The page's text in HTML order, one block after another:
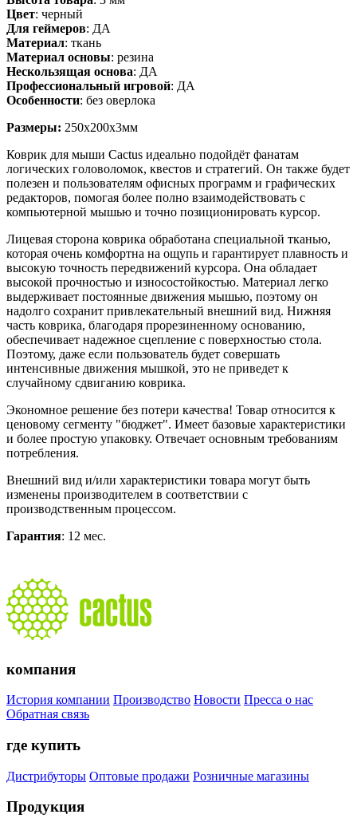
Цвет: черный
Для геймеров: ДА
Материал: ткань
Материал основы: резина
Нескользящая основа: ДА
Профессиональный игровой: ДА
Особенности: без оверлока
Размеры: 250х200х3мм
Коврик для мыши Cactus идеально подойдёт фанатам
логических головоломок, квестов и стратегий. Он также будет
полезен и пользователям офисных программ и графических
редакторов, помогая более полно взаимодействовать с
компьютерной мышью и точно позиционировать курсор.
Лицевая сторона коврика обработана специальной тканью,
которая очень комфортна на ощупь и гарантирует плавность и
высокую точность передвижений курсора. Она обладает
высокой прочностью и износостойкостью. Материал легко
выдерживает постоянные движения мышью, поэтому он
надолго сохранит привлекательный внешний вид. Нижняя
часть коврика, благодаря прорезиненному основанию,
обеспечивает надежное сцепление с поверхностью стола.
Поэтому, даже если пользователь будет совершать
интенсивные движения мышкой, это не приведет к
случайному сдвиганию коврика.
Экономное решение без потери качества! Товар относится к
ценовому сегменту "бюджет". Имеет базовые характеристики
и более простую упаковку. Отвечает основным требованиям
потребления.
Внешний вид и/или характеристики товара могут быть
изменены производителем в соответствии с
производственным процессом.
Гарантия: 12 мес.
компания
История компании Производство Новости Пресса о нас
Обратная связь
где купить
Дистрибуторы Оптовые продажи Розничные магазины
Продукция